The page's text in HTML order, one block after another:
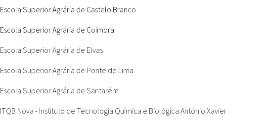
_Escola Superior Agrária de Castelo Branco
_Escola Superior Agrária de Coimbra
_Escola Superior Agrária de Elvas
_Escola Superior Agrária de Ponte de Lima
_Escola Superior Agrária de Santarém
_ITQB Nova - Instituto de Tecnologia Química e Biológica António Xavier